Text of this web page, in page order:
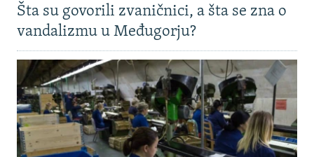
Šta su govorili zvaničnici, a šta se zna o
vandalizmu u Međugorju?